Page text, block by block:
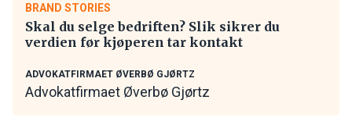
BRAND STORIES
Skal du selge bedriften? Slik sikrer du
verdien før kjøperen tar kontakt
ADVOKATFIRMAET ØVERBØ GJØRTZ
Advokatfirmaet Øverbø Gjørtz